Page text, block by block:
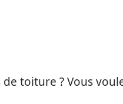
toiture ? Vous